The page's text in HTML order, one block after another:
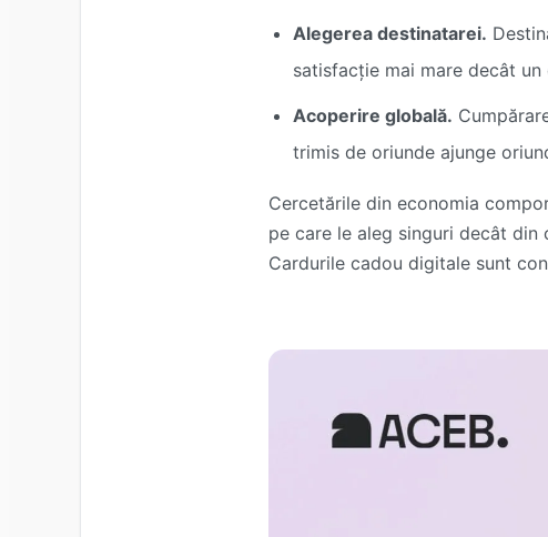
Alegerea destinatarei.
satisfacție mai mare decât
Acoperire globală.
trimis de oriunde ajunge
Cercetările din economia
pe care le aleg singuri decât din
Cardurile cadou digitale sunt